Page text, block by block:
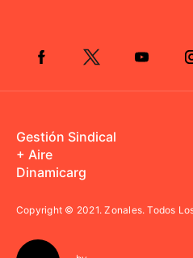
Gestión Sindical
+ Aire
Dinamicarg
Copyright © 2021.Zonales. Todos